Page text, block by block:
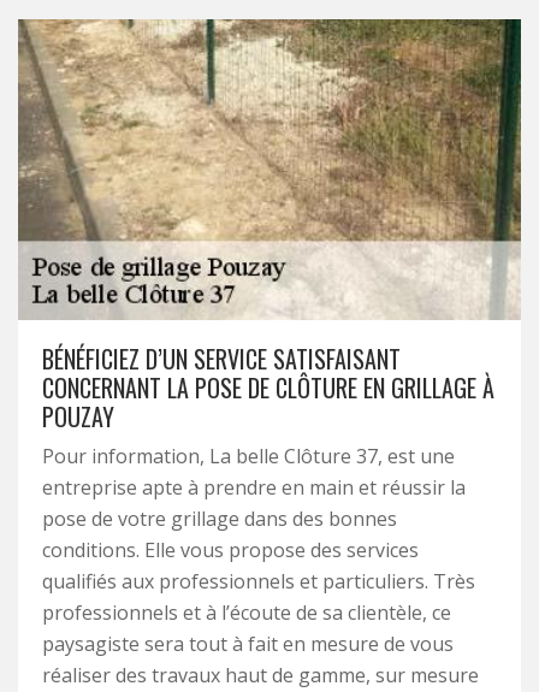
BÉNÉFICIEZ D’UN SERVICE SATISFAISANT
CONCERNANT LA POSE DE CLÔTURE EN GRILLAGE À
POUZAY
Pour information, La belle Clôture 37, est une
entreprise apte à prendre en main et réussir la
pose de votre grillage dans des bonnes
conditions. Elle vous propose des services
qualifiés aux professionnels et particuliers. Très
professionnels et à l’écoute de sa clientèle, ce
paysagiste sera tout à fait en mesure de vous
réaliser des travaux haut de gamme, sur mesure